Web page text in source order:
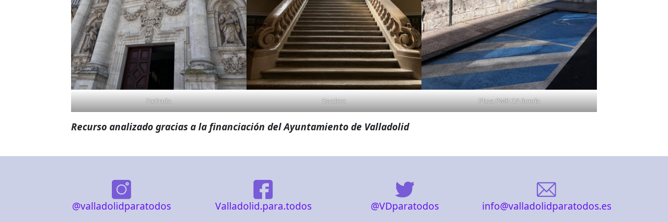
Fachada Escalera Plaza PMR C/Librería
Recurso analizado gracias a la financiación del Ayuntamiento de Valladolid
@valladolidparatodos Valladolid.para.todos @VDparatodos info@valladolidparatodos.es